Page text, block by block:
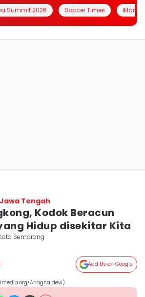
Summit 2026 Soccer Times Iklanin
Jawa Tengah
Kodok Beracun
Hidup disekitar Kita
Semarang
Add Us on Google
Anagha devi)